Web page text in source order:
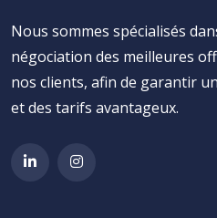
Nous sommes spécialisés
négociation des meilleures
nos clients, afin de garantir
et des tarifs avantageux.